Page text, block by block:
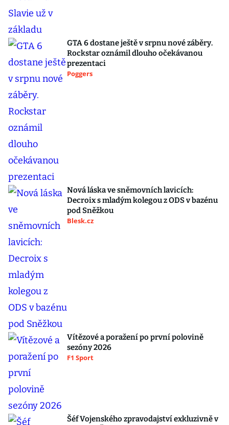
GTA 6 dostane ještě v srpnu nové záběry.
Rockstar oznámil dlouho očekávanou
prezentaci
Poggers
Nová láska ve sněmovních lavicích:
Decroix s mladým kolegou z ODS v bazénu
pod Sněžkou
Blesk.cz
Vítězové a poražení po první polovině
sezóny 2026
F1 Sport
Šéf Vojenského zpravodajství exkluzivně v